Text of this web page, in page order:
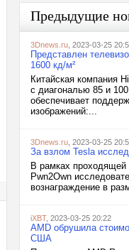
Предыдущие
3Dnews.ru , 2023-03-25
Представлен
1600 кд/м²
Китайская компания
с диагональю 85 и
обеспечивает
изображений:...
3Dnews.ru , 2023-03-25
За взлом Tesla
В рамках проходящей
Pwn2Own
вознаграждение в
iXBT, 2023-03-25 20:22
AMD обрушила
США